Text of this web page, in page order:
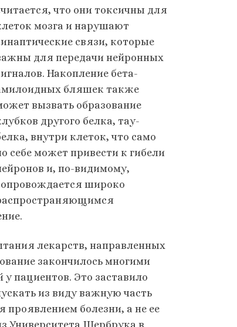
что они токсичны для
мозга и нарушают
связи, которые
для передачи нейронных
Накопление бета-
бляшек также
вызвать образование
другого белка, тау-
внутри клеток, что само
себе может привести к гибели
и, по-видимому,
широко
лекарств, направленных
закончилось многими
пациентов. Это заставило
из виду важную часть
болезни, а не ее
Университета Шербрука в